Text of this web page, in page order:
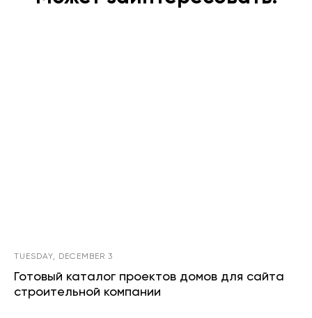
TUESDAY, DECEMBER 3
Готовый каталог проектов домов для сайта
строительной компании